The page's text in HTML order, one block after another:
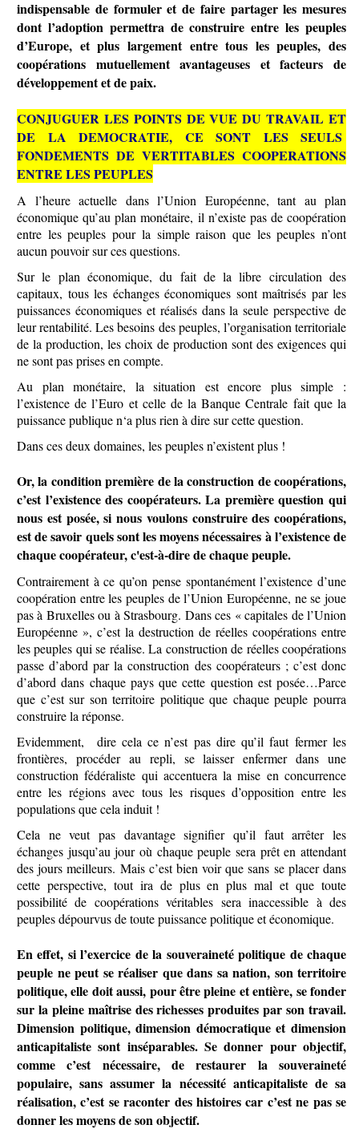
indispensable de formuler et de faire partager les mesures
dont l’adoption permettra de construire entre les peuples
d’Europe, et plus largement entre tous les peuples, des
coopérations mutuellement avantageuses et facteurs de
développement et de paix.
CONJUGUER LES POINTS DE VUE DU TRAVAIL ET
DE LA DEMOCRATIE, CE SONT LES SEULS
FONDEMENTS DE VERTITABLES COOPERATIONS
ENTRE LES PEUPLES
A l’heure actuelle dans l’Union Européenne, tant au plan
économique qu’au plan monétaire, il n’existe pas de coopération
entre les peuples pour la simple raison que les peuples n’ont
aucun pouvoir sur ces questions.
Sur le plan économique, du fait de la libre circulation des
capitaux, tous les échanges économiques sont maîtrisés par les
puissances économiques et réalisés dans la seule perspective de
leur rentabilité. Les besoins des peuples, l’organisation territoriale
de la production, les choix de production sont des exigences qui
ne sont pas prises en compte.
Au plan monétaire, la situation est encore plus simple :
l’existence de l’Euro et celle de la Banque Centrale fait que la
puissance publique n‘a plus rien à dire sur cette question.
Dans ces deux domaines, les peuples n’existent plus !
Or, la condition première de la construction de coopérations,
c’est l’existence des coopérateurs. La première question qui
nous est posée, si nous voulons construire des coopérations,
est de savoir quels sont les moyens nécessaires à l’existence de
chaque coopérateur, c'est-à-dire de chaque peuple.
Contrairement à ce qu’on pense spontanément l’existence d’une
coopération entre les peuples de l’Union Européenne, ne se joue
pas à Bruxelles ou à Strasbourg. Dans ces « capitales de l’Union
Européenne », c’est la destruction de réelles coopérations entre
les peuples qui se réalise. La construction de réelles coopérations
passe d’abord par la construction des coopérateurs ; c’est donc
d’abord dans chaque pays que cette question est posée…Parce
que c’est sur son territoire politique que chaque peuple pourra
construire la réponse.
Evidemment, dire cela ce n’est pas dire qu’il faut fermer les
frontières, procéder au repli, se laisser enfermer dans une
construction fédéraliste qui accentuera la mise en concurrence
entre les régions avec tous les risques d’opposition entre les
populations que cela induit !
Cela ne veut pas davantage signifier qu’il faut arrêter les
échanges jusqu’au jour où chaque peuple sera prêt en attendant
des jours meilleurs. Mais c’est bien voir que sans se placer dans
cette perspective, tout ira de plus en plus mal et que toute
possibilité de coopérations véritables sera inaccessible à des
peuples dépourvus de toute puissance politique et économique.
En effet, si l’exercice de la souveraineté politique de chaque
peuple ne peut se réaliser que dans sa nation, son territoire
politique, elle doit aussi, pour être pleine et entière, se fonder
sur la pleine maîtrise des richesses produites par son travail.
Dimension politique, dimension démocratique et dimension
anticapitaliste sont inséparables. Se donner pour objectif,
comme c’est nécessaire, de restaurer la souveraineté
populaire, sans assumer la nécessité anticapitaliste de sa
réalisation, c’est se raconter des histoires car c’est ne pas se
donner les moyens de son objectif.